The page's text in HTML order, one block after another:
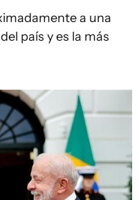
a una
país y es la más